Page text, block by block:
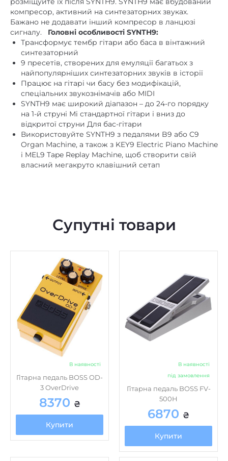
сигналу.Головні особливості SYNTH9:
Трансформує тембр гітари або баса в вінтажний
синтезаторний
9 пресетів, створених для емуляції багатьох з
найпопулярніших синтезаторних звуків в історії
Працює на гітарі чи басу без модифікацій,
спеціальних звукознімачів або MIDI
SYNTH9 має широкий діапазон – до 24-го порядку
на 1-й струні Мі стандартної гітари і вниз до
відкритої струни Для бас-гітари
Використовуйте SYNTH9 з педалями B9 або C9
Organ Machine, а також з KEY9 Electric Piano Machine
і MEL9 Tape Replay Machine, щоб створити свій
власний мегакруто клавішний сетап
В наявності
Гітарна педаль BOSS OD-
3 OverDrive
8370₴
Купити
Гітарна педаль BOSS FV-
500H
6870₴
Купити